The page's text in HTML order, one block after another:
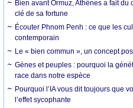
Bien avant Ormuz, Athènes a fait du
clé de sa fortune
Écouter Phnom Penh : ce que les
contemporain
Le « bien commun », un concept
Gènes et peuples : pourquoi la
race dans notre espèce
Pourquoi l’IA vous dit toujours que
l’effet sycophante